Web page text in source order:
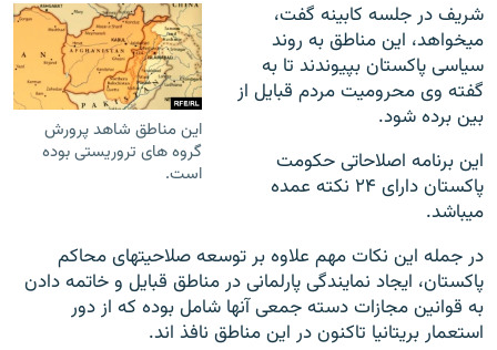
این مناطق شاهد پرورش
گروه های تروریستی بوده
است.
شریف در جلسه کابینه گفت،
می‎خواهد، این مناطق به روند
سیاسی پاکستان بپیوندند تا به
گفته وی محرومیت مردم قبایل از
بین برده شود.
این برنامه اصلاحاتی حکومت
پاکستان دارای ۲۴ نکته عمده
می‎باشد.
در جمله این نکات مهم علاوه بر توسعه صلاحیت‎های محاکم
پاکستان، ایجاد نمایندگی پارلمانی در مناطق قبایل و خاتمه دادن
به قوانین مجازات دسته جمعی آن‎ها شامل بوده که از دور
استعمار بریتانیا تاکنون در این مناطق نافذ اند.